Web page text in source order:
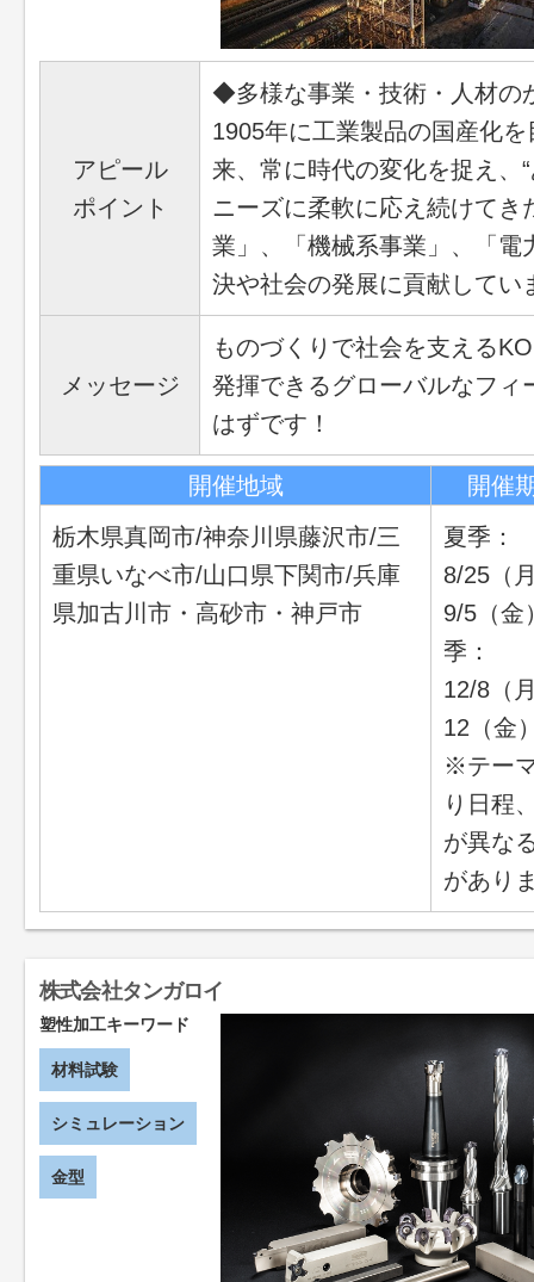
アピール
ポイント
◆多様な事業・技術・人材の
1905年に工業製品の国産化
来、常に時代の変化を捉え、
ニーズに柔軟に応え続けて
業」、「機械系事業」、「
決や社会の発展に貢献してい
メッセージ
ものづくりで社会を支える
発揮できるグローバルなフ
はずです！
開催地域
開催
栃木県真岡市/神奈川県藤沢市/三
重県いなべ市/山口県下関市/兵庫
県加古川市・高砂市・神戸市
夏季：
8/25（
9/5（金
季：
12/8（
12（金
※テー
り日程
が異な
があり
株式会社タンガロイ
塑性加工キーワード
材料試験
シミュレーション
金型